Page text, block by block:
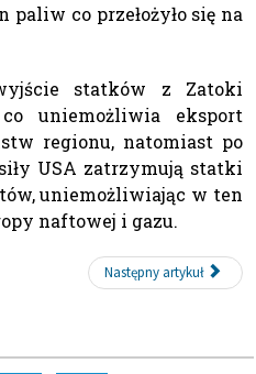
paliw co przełożyło się na
statków z Zatoki
uniemożliwia eksport
regionu, natomiast po
USA zatrzymują statki
uniemożliwiając w ten
naftowej i gazu.
Następny artykuł